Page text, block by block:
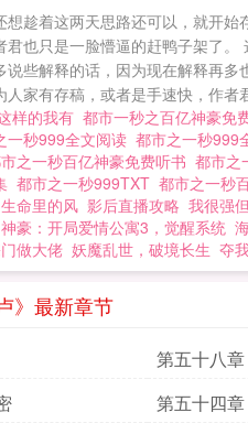
趁着这两天思路还可以，就开
也只是一脸懵逼的赶鸭子架了
些解释的话，因为现在解释再
家有存稿，或者是手速快，作
样的我有 都市一秒之百亿神豪免
一秒999全文阅读 都市之一秒999
之一秒百亿神豪免费听书 都市之
都市之一秒999TXT 都市之一秒
生命里的风 影后直播攻略 我很强
神豪：开局爱情公寓3，觉醒系统
做大佬 妖魔乱世，破境长生 夺
》最新章节
第五十八
第五十四